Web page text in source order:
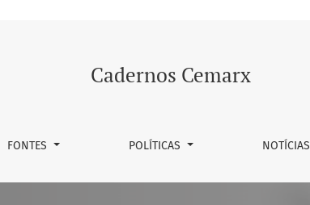
Cadernos Cemarx
FONTES POLÍTICAS NOTÍCIAS